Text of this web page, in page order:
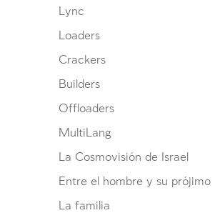
Lync
Loaders
Crackers
Builders
Offloaders
MultiLang
La Cosmovisión de Israel
Entre el hombre y su prójimo
La familia